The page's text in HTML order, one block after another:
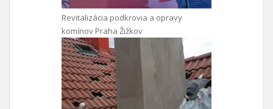
Revitalizácia podkrovia a opravy
komínov Praha Žižkov